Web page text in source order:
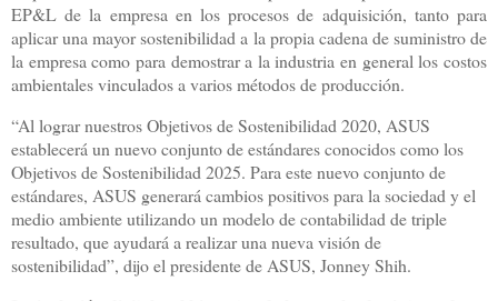
EP&L de la empresa en los procesos de adquisición, tanto para
aplicar una mayor sostenibilidad a la propia cadena de suministro de
la empresa como para demostrar a la industria en general los costos
ambientales vinculados a varios métodos de producción.
“Al lograr nuestros Objetivos de Sostenibilidad 2020, ASUS
establecerá un nuevo conjunto de estándares conocidos como los
Objetivos de Sostenibilidad 2025. Para este nuevo conjunto de
estándares, ASUS generará cambios positivos para la sociedad y el
medio ambiente utilizando un modelo de contabilidad de triple
resultado, que ayudará a realizar una nueva visión de
sostenibilidad”, dijo el presidente de ASUS, Jonney Shih.